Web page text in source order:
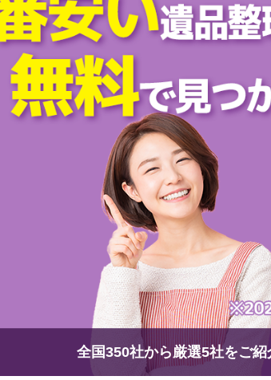
全国350社から厳選5社をご紹